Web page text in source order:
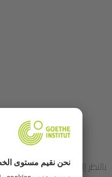
بالنظر إلى أن دعم المجتمع